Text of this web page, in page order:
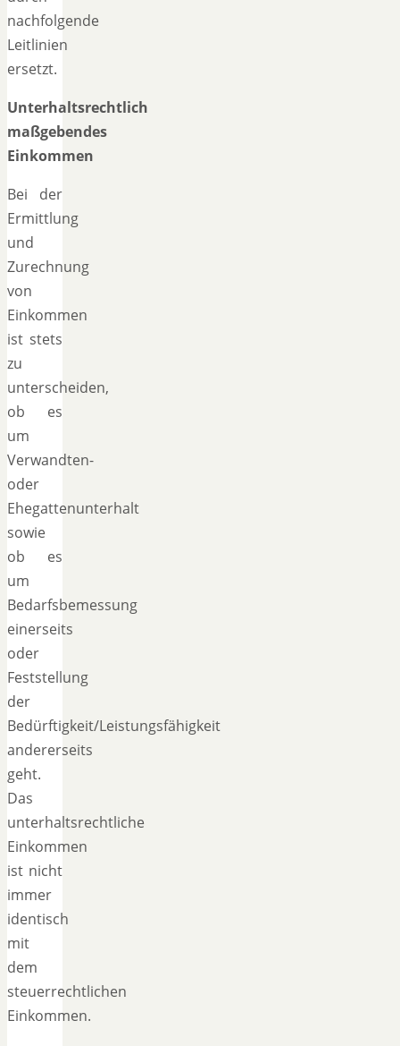
nachfolgende
Leitlinien
ersetzt.
Unterhaltsrechtlich
maßgebendes
Einkommen
Bei der
Ermittlung
und
Zurechnung
von
Einkommen
ist stets
zu
unterscheiden,
ob es
um
Verwandten-
oder
Ehegattenunterhalt
sowie
ob es
um
Bedarfsbemessung
einerseits
oder
Feststellung
der
Bedürftigkeit/Leistungsfähigkeit
andererseits
geht.
Das
unterhaltsrechtliche
Einkommen
ist nicht
immer
identisch
mit
dem
steuerrechtlichen
Einkommen.